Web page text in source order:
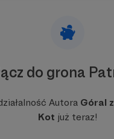
Wilczek (MŚ 24 h -
do grona
Autora Góral
Kot już teraz!